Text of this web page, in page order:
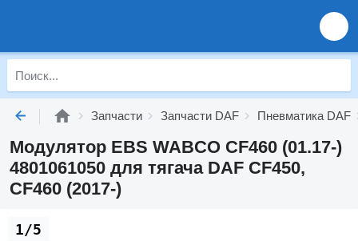
Запчасти Запчасти DAF Пневматика DAF
Модулятор EBS WABCO CF460 (01.17-)
4801061050 для тягача DAF CF450,
CF460 (2017-)
1/5